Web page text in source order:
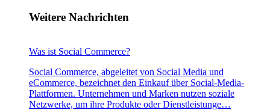
Weitere Nachrichten
Was ist Social Commerce?
Social Commerce, abgeleitet von Social Media und
eCommerce, bezeichnet den Einkauf über Social-Media-
Plattformen. Unternehmen und Marken nutzen soziale
Netzwerke, um ihre Produkte oder Dienstleistunge…